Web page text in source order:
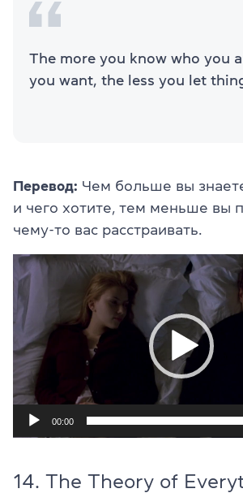
The more you know who you
you want, the less you let
Перевод: Чем больше вы
и чего хотите, тем меньше вы
чему-то вас расстраивать.
Видеоплеер
00:00
14. The Theory of